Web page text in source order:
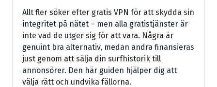
Allt fler söker efter gratis VPN för att skydda sin
integritet på nätet – men alla gratistjänster är
inte vad de utger sig för att vara. Några är
genuint bra alternativ, medan andra finansieras
just genom att sälja din surfhistorik till
annonsörer. Den här guiden hjälper dig att
välja rätt och undvika fällorna.